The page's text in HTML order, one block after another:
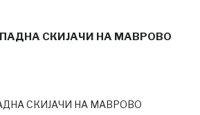
СКИЈАЧИ НА МАВРОВО
СКИЈАЧИ НА МАВРОВО